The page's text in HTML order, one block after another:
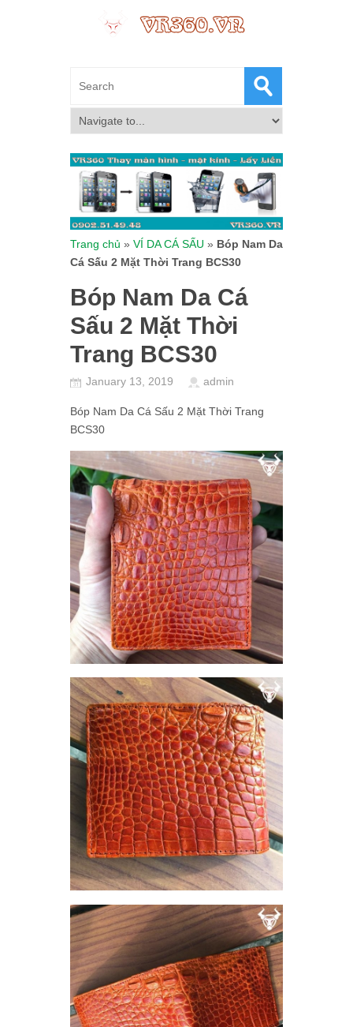
Trang chủ » VÍ DA CÁ SẤU » Bóp Nam Da
Cá Sấu 2 Mặt Thời Trang BCS30
Bóp Nam Da Cá
Sấu 2 Mặt Thời
Trang BCS30
January 13, 2019 admin
Bóp Nam Da Cá Sấu 2 Mặt Thời Trang
BCS30